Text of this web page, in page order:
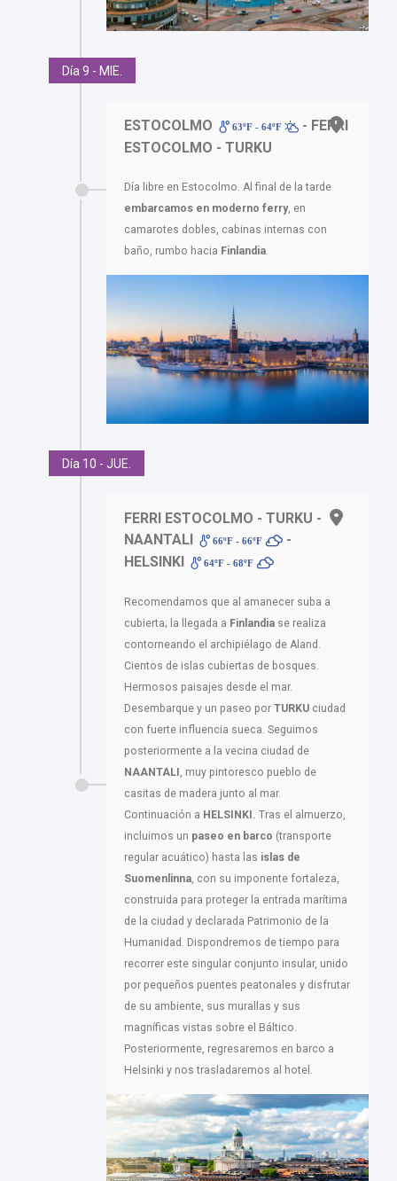
Día 9 - MIE.
ESTOCOLMO 63ºF - 64ºF
- FERRI
ESTOCOLMO - TURKU
Día libre en Estocolmo. Al final de la tarde
embarcamos en moderno ferry, en
camarotes dobles, cabinas internas con
baño, rumbo hacia Finlandia.
Día 10 - JUE.
FERRI ESTOCOLMO - TURKU -
NAANTALI
66ºF - 66ºF
-
HELSINKI
64ºF - 68ºF
Recomendamos que al amanecer suba a
cubierta; la llegada a Finlandia se realiza
contorneando el archipiélago de Aland.
Cientos de islas cubiertas de bosques.
Hermosos paisajes desde el mar.
Desembarque y un paseo por TURKU ciudad
con fuerte influencia sueca. Seguimos
posteriormente a la vecina ciudad de
NAANTALI , muy pintoresco pueblo de
casitas de madera junto al mar.
Continuación a HELSINKI. Tras el almuerzo,
incluimos un paseo en barco (transporte
regular acuático) hasta las islas de
Suomenlinna, con su imponente fortaleza,
construida para proteger la entrada marítima
de la ciudad y declarada Patrimonio de la
Humanidad. Dispondremos de tiempo para
recorrer este singular conjunto insular, unido
por pequeños puentes peatonales y disfrutar
de su ambiente, sus murallas y sus
magníficas vistas sobre el Báltico.
Posteriormente, regresaremos en barco a
Helsinki y nos trasladaremos al hotel.